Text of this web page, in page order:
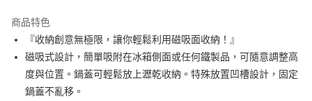
1.分期款項不併入電信帳單，「大哥付你分期」於每月結算日後寄送繳費提
2.透過簡訊連結打開帳單後，可選擇「超商條碼／台灣大直營門市／銀行轉
帳／街口支付／iPASS MONEY」等通路繳費。
【注意事項】
1.本服務係由「台灣大哥大股份有限公司」（以下簡稱本公司）所提供，讓
每筆NT$100，滿NT$499(含以上)免運費
7-11取貨付款
每筆NT$100，滿NT$499(含以上)免運費
付款後7-11取貨
商品特色
『收納創意無極限，讓你輕鬆利用磁吸面收納！』
磁吸式設計，簡單吸附在冰箱側面或任何鐵製品，可隨意調整高
度與位置。鍋蓋可輕鬆放上瀝乾收納。特殊放置凹槽設計，固定
鍋蓋不亂移。